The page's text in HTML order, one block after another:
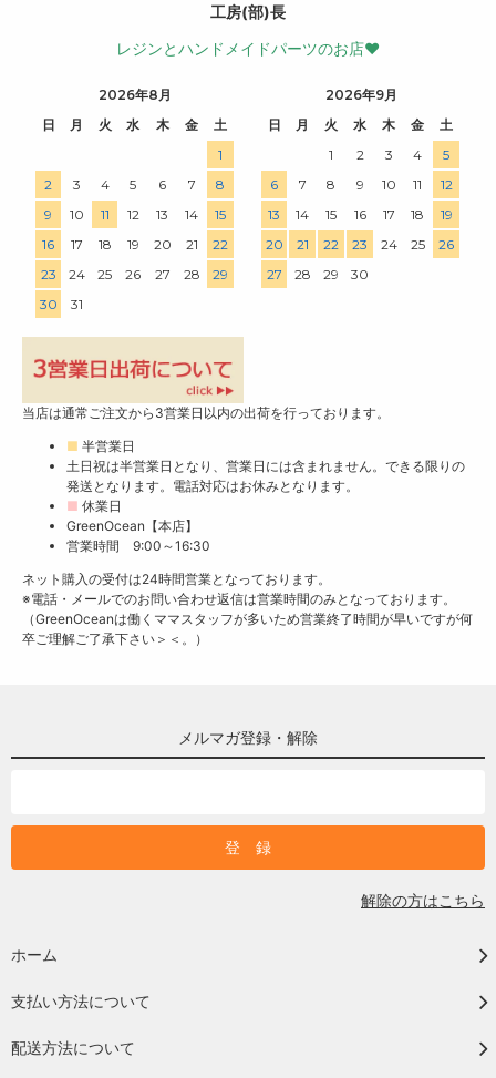
工房(部)長
レジンとハンドメイドパーツのお店♥
2026年8月
日
月 火 水 木 金
土
1
2
3 4 5 6 7
8
9
10 11 12 13 14
15
16
17 18 19 20 21
22
23
24 25 26 27 28
29
30
31
2026年9月
日
月 火 水 木 金
土
1
2 3 4
5
6
7 8 9 10 11
12
13
14 15 16 17 18
19
20
21 22 23 24 25
26
27
28 29 30
当店は通常ご注文から3営業日以内の出荷を行っております。
■ 半営業日
土日祝は半営業日となり、営業日には含まれません。できる限りの
発送となります。電話対応はお休みとなります。
■ 休業日
GreenOcean【本店】
営業時間 9:00～16:30
ネット購入の受付は24時間営業となっております。
※電話・メールでのお問い合わせ返信は営業時間のみとなっております。
（GreenOceanは働くママスタッフが多いため営業終了時間が早いですが何
卒ご理解ご了承下さい＞＜。）
メルマガ登録・解除
解除の方はこちら
ホーム
支払い方法について
配送方法について